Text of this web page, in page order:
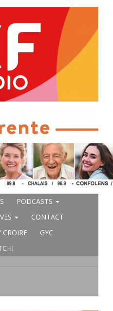
PODCASTS
CONTACT
CROIRE
GYC